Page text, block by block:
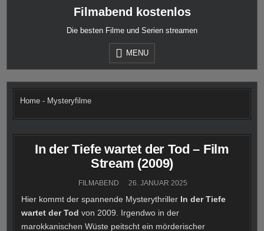
Filmabend kostenlos
Die besten Filme und Serien streamen
MENU
Home - Mysteryfilme
In der Tiefe wartet der Tod – Film
Stream (2009)
FILMABEND 26. JANUAR 2025
Hier kommt der spannende Mysterythriller In der Tiefe
wartet der Tod von 2009. Irgendwo in der
marokkanischen Wüste peitscht ein mörderischer